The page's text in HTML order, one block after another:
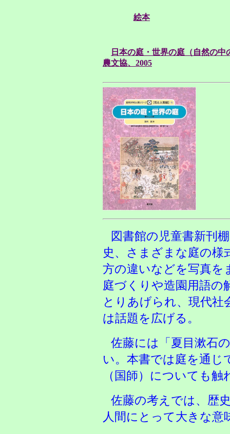
絵本
日本の庭・世界の庭（自然の
農文協、2005
図書館の児童書新刊
史、さまざまな庭の様
方の違いなどを写真を
庭づくりや造園用語の
とりあげられ、現代
は話題を広げる。
佐藤には「夏目漱石
い。本書では庭を通じ
（国師）についても触
佐藤の考えでは、歴
人間にとって大きな意